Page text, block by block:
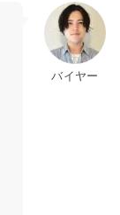
バイヤー